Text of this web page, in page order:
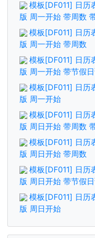
模板[DF011] 日历
版 周一开始 带周数
模板[DF011] 日历
版 周一开始 带周数
模板[DF011] 日历
版 周一开始 带节假
模板[DF011] 日历
版 周一开始
模板[DF011] 日历
版 周日开始 带周数
模板[DF011] 日历
版 周日开始 带周数
模板[DF011] 日历
版 周日开始 带节假
模板[DF011] 日历
版 周日开始